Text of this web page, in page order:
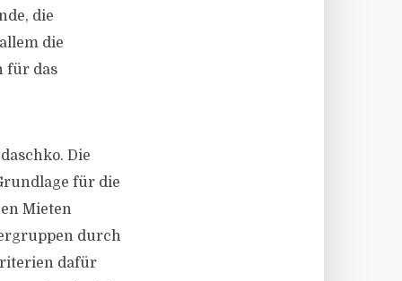
die
die
für das
Die
für die
Mieten
durch
dafür